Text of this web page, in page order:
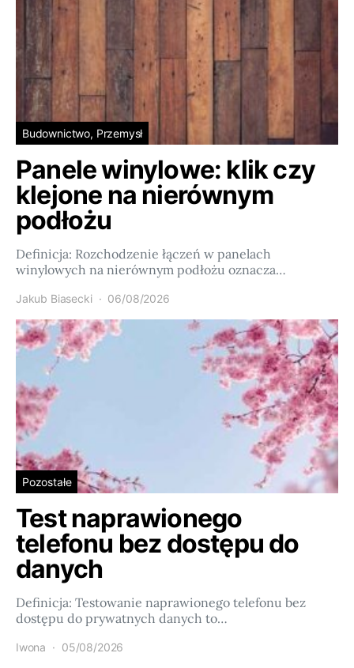
Budownictwo, Przemysł
Panele winylowe: klik czy
klejone na nierównym
podłożu
Definicja: Rozchodzenie łączeń w panelach
winylowych na nierównym podłożu oznacza…
Jakub Biasecki 06/08/2026
Pozostałe
Test naprawionego
telefonu bez dostępu do
danych
Definicja: Testowanie naprawionego telefonu bez
dostępu do prywatnych danych to…
Iwona 05/08/2026